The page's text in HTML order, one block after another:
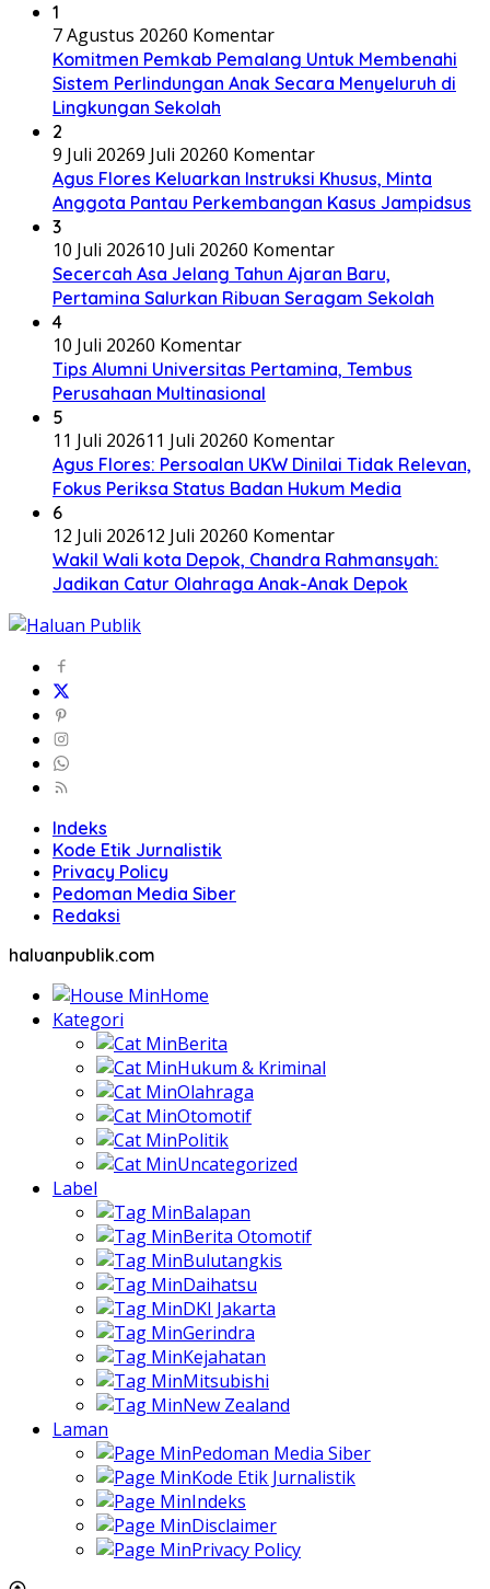
1
7 Agustus 20260 Komentar
Komitmen Pemkab Pemalang Untuk Membenahi
Sistem Perlindungan Anak Secara Menyeluruh di
Lingkungan Sekolah
2
9 Juli 20269 Juli 20260 Komentar
Agus Flores Keluarkan Instruksi Khusus, Minta
Anggota Pantau Perkembangan Kasus Jampidsus
3
10 Juli 202610 Juli 20260 Komentar
Secercah Asa Jelang Tahun Ajaran Baru,
Pertamina Salurkan Ribuan Seragam Sekolah
4
10 Juli 20260 Komentar
Tips Alumni Universitas Pertamina, Tembus
Perusahaan Multinasional
5
11 Juli 202611 Juli 20260 Komentar
Agus Flores: Persoalan UKW Dinilai Tidak Relevan,
Fokus Periksa Status Badan Hukum Media
6
12 Juli 202612 Juli 20260 Komentar
Wakil Wali kota Depok, Chandra Rahmansyah:
Jadikan Catur Olahraga Anak-Anak Depok
Indeks
Kode Etik Jurnalistik
Privacy Policy
Pedoman Media Siber
Redaksi
haluanpublik.com
Home
Kategori
Berita
Hukum & Kriminal
Olahraga
Otomotif
Politik
Uncategorized
Label
Balapan
Berita Otomotif
Bulutangkis
Daihatsu
DKI Jakarta
Gerindra
Kejahatan
Mitsubishi
New Zealand
Laman
Pedoman Media Siber
Kode Etik Jurnalistik
Indeks
Disclaimer
Privacy Policy